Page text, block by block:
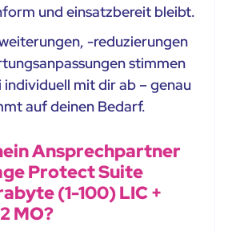
und einsatzbereit bleibt.
-reduzierungen
stimmen
individuell mit dir ab – genau
auf deinen Bedarf.
Ansprechpartner
Protect Suite
(1-100) LIC +
MO?